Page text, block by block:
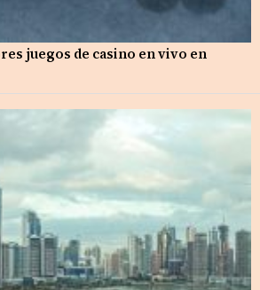
juegos de casino en vivo en